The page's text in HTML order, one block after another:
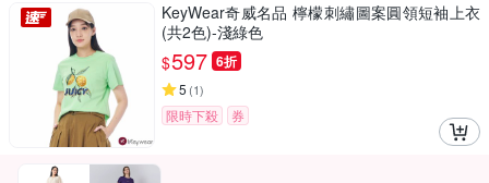
KeyWear奇威名品 檸檬刺繡圖案圓領短袖上衣
(共2色)-淺綠色
$597 6折
5 (1)
限時下殺 券